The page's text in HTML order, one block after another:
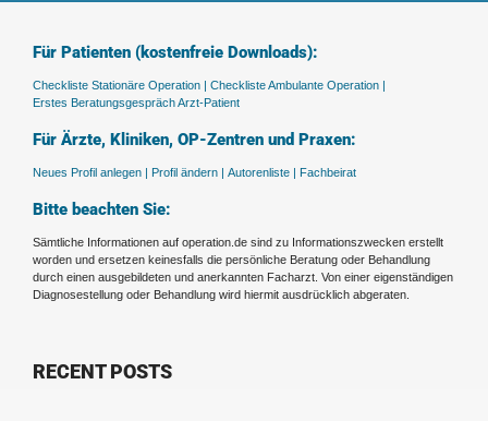
Für Patienten (kostenfreie Downloads):
Checkliste Stationäre Operation | Checkliste Ambulante Operation |
Erstes Beratungsgespräch Arzt-Patient
Für Ärzte, Kliniken, OP-Zentren und Praxen:
Neues Profil anlegen | Profil ändern | Autorenliste | Fachbeirat
Bitte beachten Sie:
Sämtliche Informationen auf operation.de sind zu Informationszwecken erstellt
worden und ersetzen keinesfalls die persönliche Beratung oder Behandlung
durch einen ausgebildeten und anerkannten Facharzt. Von einer eigenständigen
Diagnosestellung oder Behandlung wird hiermit ausdrücklich abgeraten.
RECENT POSTS